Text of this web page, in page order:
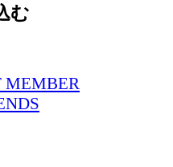
む
MEMBER